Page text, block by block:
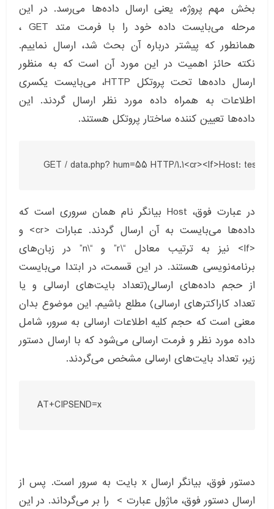
بخش مهم پروژه، یعنی ارسال داده‌ها می‌رسد. در این
مرحله می‌بایست داده خود را با فرمت متد GET ،
همانطور که پیشتر درباره آن بحث شد، ارسال نماییم.
نکته حائز اهمیت در این مورد آن است که به منظور
ارسال داده‌ها تحت پروتکل HTTP، می‌بایست یکسری
اطلاعات به همراه داده مورد نظر ارسال گردند. این
داده‌ها تعیین کننده ساختار پروتکل هستند.
GET / data.php? hum=55 HTTP/1.1<cr><lf>Host:
در عبارت فوق، Host بیانگر نام همان سروری است که
داده‌ها می‌بایست به آن ارسال گردند. عبارات <cr> و
<lf> نیز به ترتیب معادل “\r” و “\n” در زبان‌های
برنامه‌نویسی هستند. در این قسمت، در ابتدا می‌بایست
از حجم داده‌های ارسالی(تعداد بایت‌های ارسالی و یا
تعداد کاراکترهای ارسالی) مطلع باشیم. این موضوع بدان
معنی است که حجم کلیه اطلاعات ارسالی به سرور، شامل
داده مورد نظر و فرمت ارسالی می‌شود که با ارسال دستور
زیر، تعداد بایت‌های ارسالی مشخص می‌گردند.
AT+CIPSEND=x
دستور فوق، بیانگر ارسال x بایت به سرور است. پس از
ارسال دستور فوق، ماژول عبارت > را بر می‌گرداند. در این